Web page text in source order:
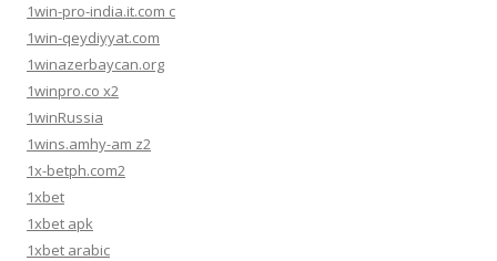
1win-pro-india.it.com c
1win-qeydiyyat.com
1winazerbaycan.org
1winpro.co x2
1winRussia
1wins.amhy-am z2
1x-betph.com2
1xbet
1xbet apk
1xbet arabic